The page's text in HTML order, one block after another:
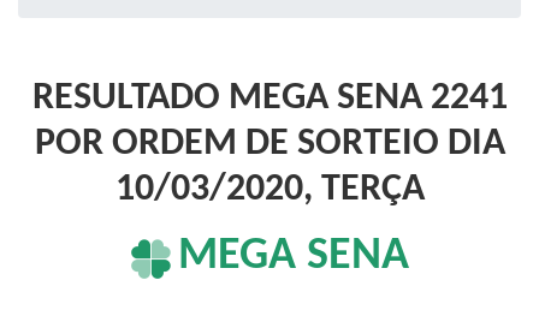
RESULTADO MEGA SENA 2241
POR ORDEM DE SORTEIO DIA
10/03/2020, TERÇA
MEGA SENA